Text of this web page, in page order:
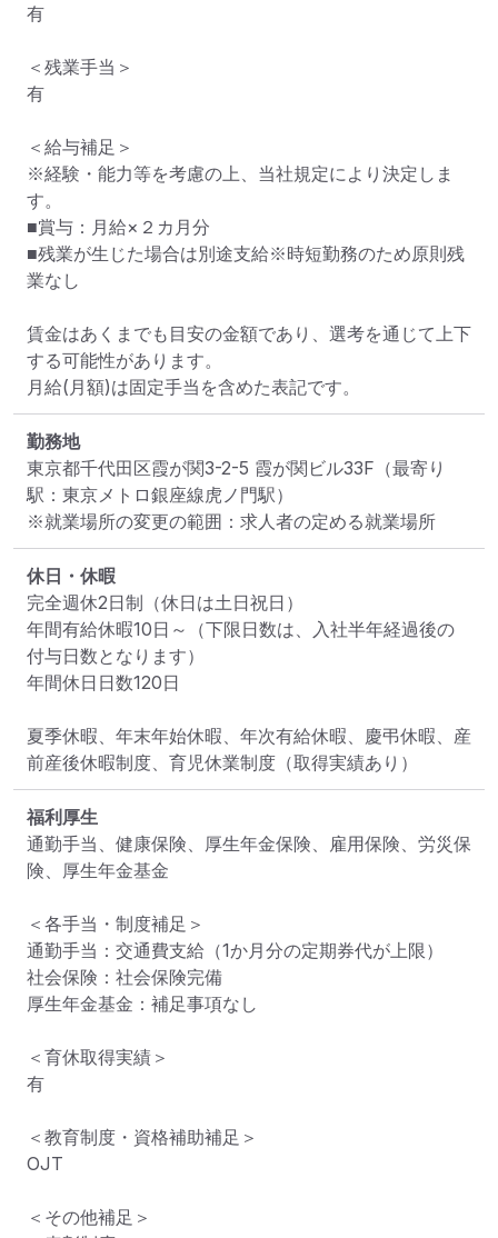
有
＜残業手当＞
有
＜給与補足＞
※経験・能力等を考慮の上、当社規定により決定しま
す。
■賞与：月給×２カ月分
■残業が生じた場合は別途支給※時短勤務のため原則残
業なし
賃金はあくまでも目安の金額であり、選考を通じて上下
する可能性があります。
月給(月額)は固定手当を含めた表記です。
勤務地
東京都千代田区霞が関3-2-5 霞が関ビル33F （最寄り
駅：東京メトロ銀座線虎ノ門駅）
※就業場所の変更の範囲：求人者の定める就業場所
休日・休暇
完全週休2日制（休日は土日祝日）
年間有給休暇10日～（下限日数は、入社半年経過後の
付与日数となります）
年間休日日数120日
夏季休暇、年末年始休暇、年次有給休暇、慶弔休暇、産
前産後休暇制度、育児休業制度（取得実績あり）
福利厚生
通勤手当、健康保険、厚生年金保険、雇用保険、労災保
険、厚生年金基金
＜各手当・制度補足＞
通勤手当：交通費支給（1か月分の定期券代が上限）
社会保険：社会保険完備
厚生年金基金：補足事項なし
＜育休取得実績＞
有
＜教育制度・資格補助補足＞
OJT
＜その他補足＞